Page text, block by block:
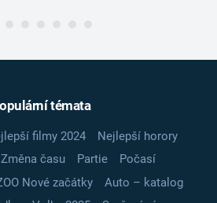
témata
filmy 2024
Nejlepší horory
Změna času Partie
Počasí
Nové začátky
Auto – katalog